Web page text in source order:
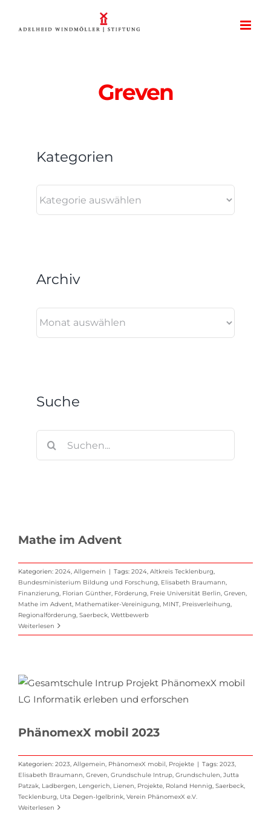
Greven
Kategorien
Archiv
Suche
nach:
Mathe im Advent
Kategorien: 2024, Allgemein | Tags: 2024, Altkreis Tecklenburg,
Bundesministerium Bildung und Forschung, Elisabeth Braumann,
Finanzierung, Florian Günther, Förderung, Freie Universität Berlin, Greven,
Mathe im Advent, Mathematiker-Vereinigung, MINT, Preisverleihung,
Regionalförderung, Saerbeck, Wettbewerb
Weiterlesen
PhänomexX mobil 2023
Kategorien: 2023, Allgemein, PhänomexX mobil, Projekte | Tags: 2023,
Elisabeth Braumann, Greven, Grundschule Intrup, Grundschulen, Jutta
Patzak, Ladbergen, Lengerich, Lienen, Projekte, Roland Hennig, Saerbeck,
Tecklenburg, Uta Degen-Igelbrink, Verein PhänomexX e.V.
Weiterlesen